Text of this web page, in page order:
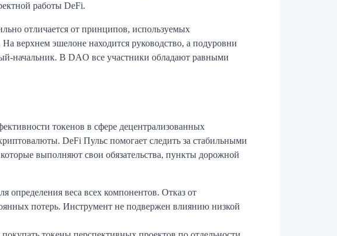
работы DeFi.
отличается от принципов, используемых
верхнем эшелоне находится руководство, а подуровни
начальник. В DAO все участники обладают равными
токенов в сфере децентрализованных
DeFi Пульс помогает следить за стабильными
выполняют свои обязательства, пункты дорожной
определения веса всех компонентов. Отказ от
потерь. Инструмент не подвержен влиянию низкой